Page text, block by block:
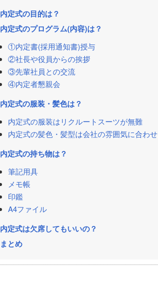
内定式の目的は？
内定式のプログラム(内容)は？
①内定書(採用通知書)授与
②社長や役員からの挨拶
③先輩社員との交流
④内定者懇親会
内定式の服装・髪色は？
内定式の服装はリクルートスーツが無難
内定式の髪色・髪型は会社の雰囲気に合わせ
内定式の持ち物は？
筆記用具
メモ帳
印鑑
A4ファイル
内定式は欠席してもいいの？
まとめ